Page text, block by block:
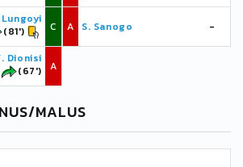
Lungoyi
(81')
C
Dionisi
(67')
A
A S. Sanogo -
MALUS